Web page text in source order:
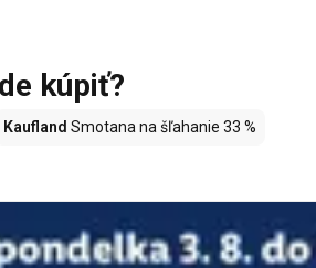
kúpiť?
Kaufland Smotana na šľahanie 33 %